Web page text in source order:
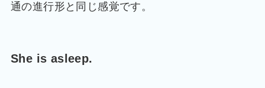
通の進行形と同じ感覚です。
She is asleep.